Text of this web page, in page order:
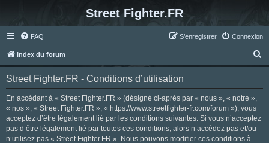
Street Fighter.FR
FAQ Connexion
S’enregistrer
Index du forum
e
Street Fighter.FR - Conditions d’utilisation
En accédant à « Street Fighter.FR » (désigné ci-après par « nous », « notre »,
« nos », « Street Fighter.FR », « https://www.streetfighter-fr.com/forum »), vous
acceptez d’être légalement lié par les conditions suivantes. Si vous n’acceptez
pas d’être légalement lié par toutes ces conditions, alors n’accédez pas et/ou
n’utilisez pas « Street Fighter.FR ». Nous pouvons modifier ces conditions à